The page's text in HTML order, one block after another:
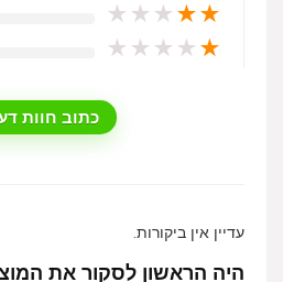
★
★
★
★
★
★
★
★
★
★
כתוב חוות
עדיין אין ביקורות.